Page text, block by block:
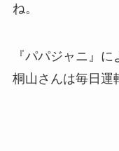
ね。
『パパジャニ』
桐山さんは毎日運